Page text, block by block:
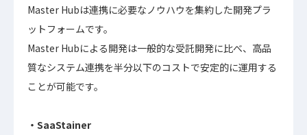
Master Hubは連携に必要なノウハウを集約した開発プラ
ットフォームです。
Master Hubによる開発は一般的な受託開発に比べ、高品
質なシステム連携を半分以下のコストで安定的に運用する
ことが可能です。
・SaaStainer